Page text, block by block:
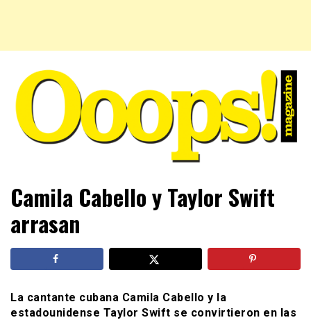
Ooops! Magazine
al tanto de las celebridades que sigues, todo a tu alcance
en un mismo lugar. Grupo Leferas™
Camila Cabello y Taylor Swift
arrasan
La cantante cubana Camila Cabello y la
estadounidense Taylor Swift se convirtieron en las